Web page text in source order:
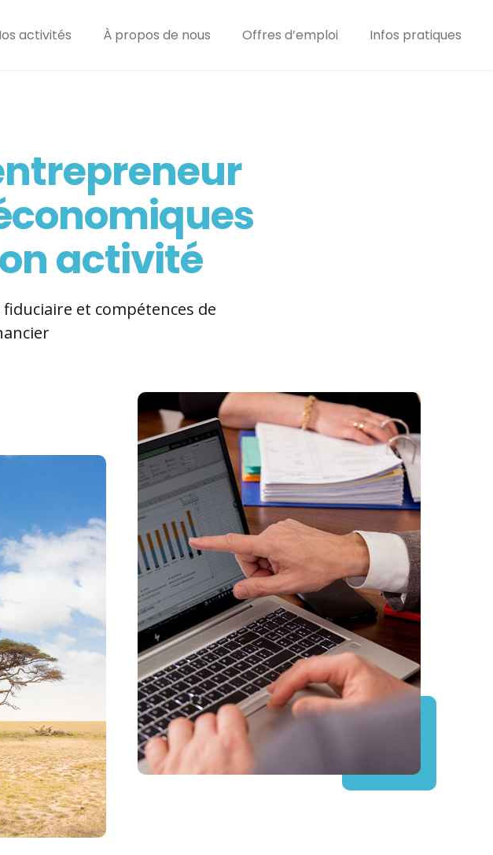
activités
Respecter les obligations fiscales
et comptables
Anticiper et faire parler les chiffres
Participer aux moments clés du
À propos de nous Offres d’emploi Infos pratiques
activité
fiduciaire et compétences de